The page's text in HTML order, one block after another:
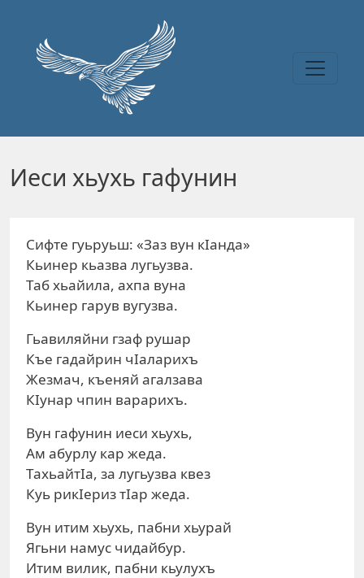
Иеси хьухь гафунин
Сифте гуьруьш: «Заз вун кIанда»
Кьинер кьазва лугьузва.
Таб хьайила, ахпа вуна
Кьинер гарув вугузва.
Гьавиляйни гзаф рушар
Къе гадайрин чIаларихъ
Жезмач, къеняй агалзава
КIунар чпин варарихъ.
Вун гафунин иеси хьухь,
Ам абурлу кар жеда.
ТахьайтIа, за лугьузва квез
Куь рикIериз тIар жеда.
Вун итим хьухь, пабни хьурай
Ягьни намус чидайбур.
Итим вилик, пабни кьулухъ